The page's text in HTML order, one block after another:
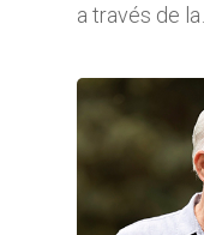
a través de la…